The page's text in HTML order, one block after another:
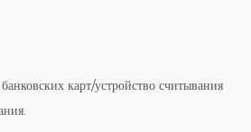
карт/устройство считывания